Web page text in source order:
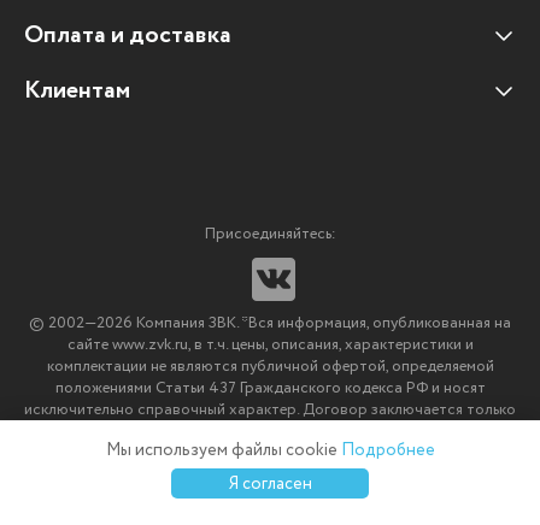
Наши клиенты
Отзывы клиентов
Оплата и доставка
Оплата и доставка
Клиентам
Мультимедийное оборудование
Импортозамещение ПО
© 2002—2026 Компания ЗВК. *Вся информация, опубликованная на
сайте www.zvk.ru, в т.ч. цены, описания, характеристики и
комплектации не являются публичной офертой, определяемой
положениями Статьи 437 Гражданского кодекса РФ и носят
исключительно справочный характер. Договор заключается только
ЗВК.
Присоединяйтесь:
0
Избранное
0
Сравнение Корзина
Мы используем файлы cookie Подробнее
Я согласен